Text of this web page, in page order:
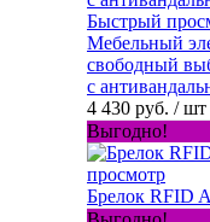
Быстрый
Мебельный
свободный
с
4 430 руб. / шт
Выгодно!
просмотр
Брелок RFID